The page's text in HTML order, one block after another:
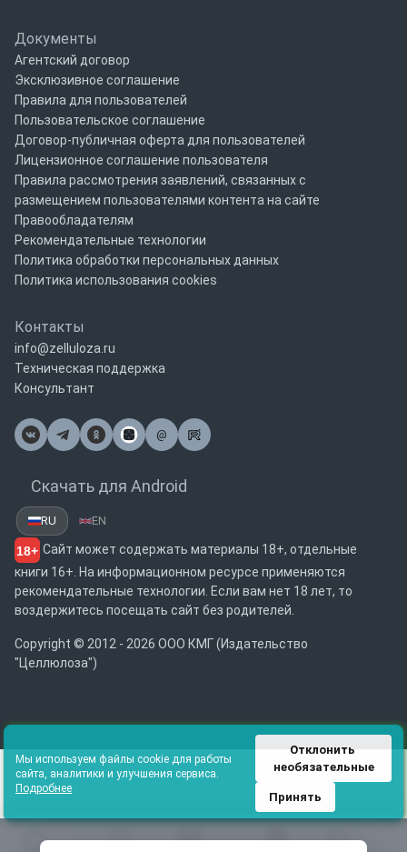
Документы
Агентский договор
Эксклюзивное соглашение
Правила для пользователей
Пользовательское соглашение
Договор-публичная оферта для пользователей
Лицензионное соглашение пользователя
Правила рассмотрения заявлений, связанных с
размещением пользователями контента на сайте
Правообладателям
Рекомендательные технологии
Политика обработки персональных данных
Политика использования cookies
Контакты
info@zelluloza.ru
Техническая поддержка
Консультант
@
Почта
Скачать для Android
RU EN
18+ Сайт может содержать материалы 18+, отдельные
книги 16+. На информационном ресурсе применяются
рекомендательные технологии. Если вам нет 18 лет, то
воздержитесь посещать сайт без родителей.
Copyright © 2012 - 2026 ООО КМГ (Издательство
"Целлюлоза")
Мы используем файлы cookie для работы
сайта, аналитики и улучшения сервиса.
Подробнее
Отклонить
необязательные
Принять